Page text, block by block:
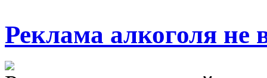
Реклама алкоголя не